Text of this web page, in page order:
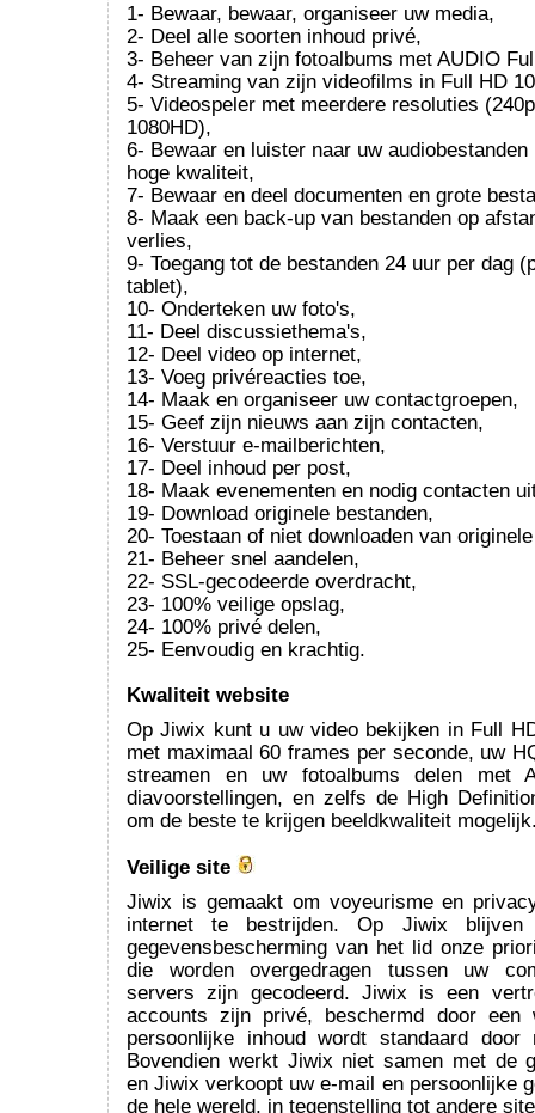
1- Bewaar, bewaar, organiseer uw media,
2- Deel alle soorten inhoud privé,
3- Beheer van zijn fotoalbums met AUDIO
4- Streaming van zijn videofilms in Full HD
5- Videospeler met meerdere resoluties
1080HD),
6- Bewaar en luister naar uw
hoge kwaliteit,
7- Bewaar en deel documenten en grote
8- Maak een back-up van bestanden op
verlies,
9- Toegang tot de bestanden 24 uur per dag
tablet),
10- Onderteken uw foto's,
11- Deel discussiethema's,
12- Deel video op internet,
13- Voeg privéreacties toe,
14- Maak en organiseer uw contactgroepen,
15- Geef zijn nieuws aan zijn contacten,
16- Verstuur e-mailberichten,
17- Deel inhoud per post,
18- Maak evenementen en nodig contacten
19- Download originele bestanden,
20- Toestaan of niet downloaden van
21- Beheer snel aandelen,
22- SSL-gecodeerde overdracht,
23- 100% veilige opslag,
24- 100% privé delen,
25- Eenvoudig en krachtig.
Kwaliteit website
Op Jiwix kunt u uw video bekijken in Full
met maximaal 60 frames per seconde, uw
streamen en uw fotoalbums delen met
diavoorstellingen, en zelfs de High
om de beste te krijgen beeldkwaliteit
Veilige site
Jiwix is gemaakt om voyeurisme en
internet te bestrijden. Op Jiwix
gegevensbescherming van het lid onze
die worden overgedragen tussen uw
servers zijn gecodeerd. Jiwix is een
accounts zijn privé, beschermd door een
persoonlijke inhoud wordt standaard door
Bovendien werkt Jiwix niet samen met de
en Jiwix verkoopt uw e-mail en persoonlijke
de hele wereld, in tegenstelling tot andere